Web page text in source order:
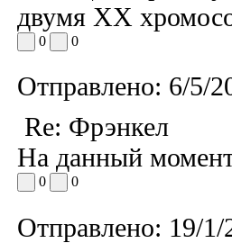
двумя ХХ
0 0
Отправлено: 6/5/
Re: Фрэнкел
На данный
0 0
Отправлено: 19/